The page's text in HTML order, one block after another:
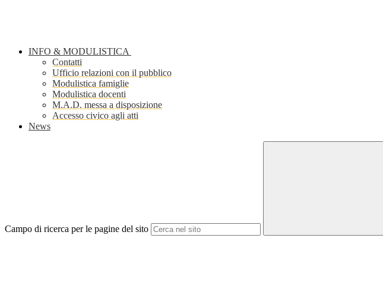
INFO & MODULISTICA
Contatti
Ufficio relazioni con il pubblico
Modulistica famiglie
Modulistica docenti
M.A.D. messa a disposizione
Accesso civico agli atti
News
Campo di ricerca per le pagine del sito